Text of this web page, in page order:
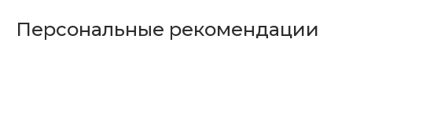
Персональные рекомендации